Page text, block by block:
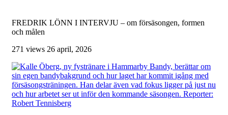
FREDRIK LÖNN I INTERVJU – om försäsongen, formen
och målen
271 views 26 april, 2026